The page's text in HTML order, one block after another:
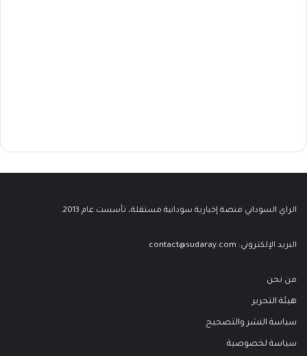
الراي السوداني منصة إخبارية سودانية مستقلة، تأسست عام 2013.
البريد الإلكتروني: contact@sudaray.com
من نحن
هيئة التحرير
سياسة النشر والتصحيح
سياسة لخصوصية